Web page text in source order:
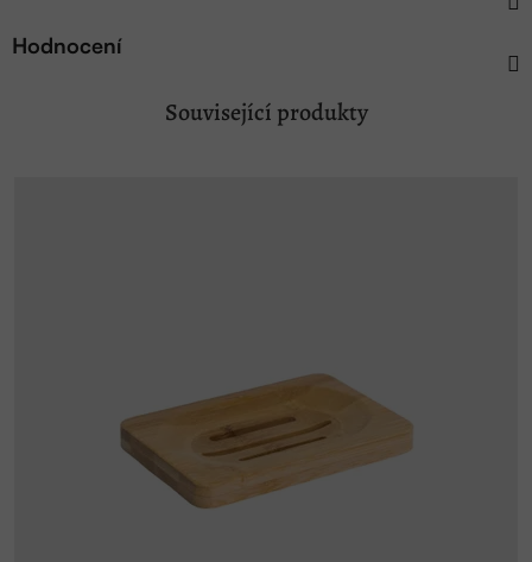
Hodnocení
Související produkty